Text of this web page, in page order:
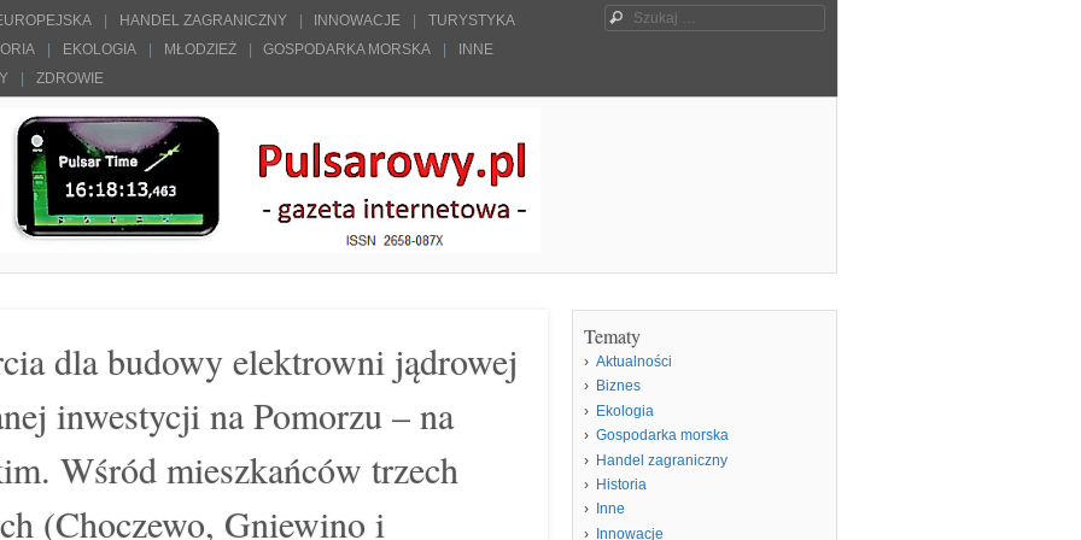
HANDEL ZAGRANICZNY INNOWACJE
TURYSTYKA
EKOLOGIA MŁODZIEŻ GOSPODARKA MORSKA
INNE
ZDROWIE
Szukaj
dla budowy elektrowni jądrowej
inwestycji na Pomorzu – na
Wśród mieszkańców trzech
(Choczewo, Gniewino i
Tematy
Aktualności
Biznes
Ekologia
Gospodarka morska
Handel zagraniczny
Historia
Inne
Innowacje